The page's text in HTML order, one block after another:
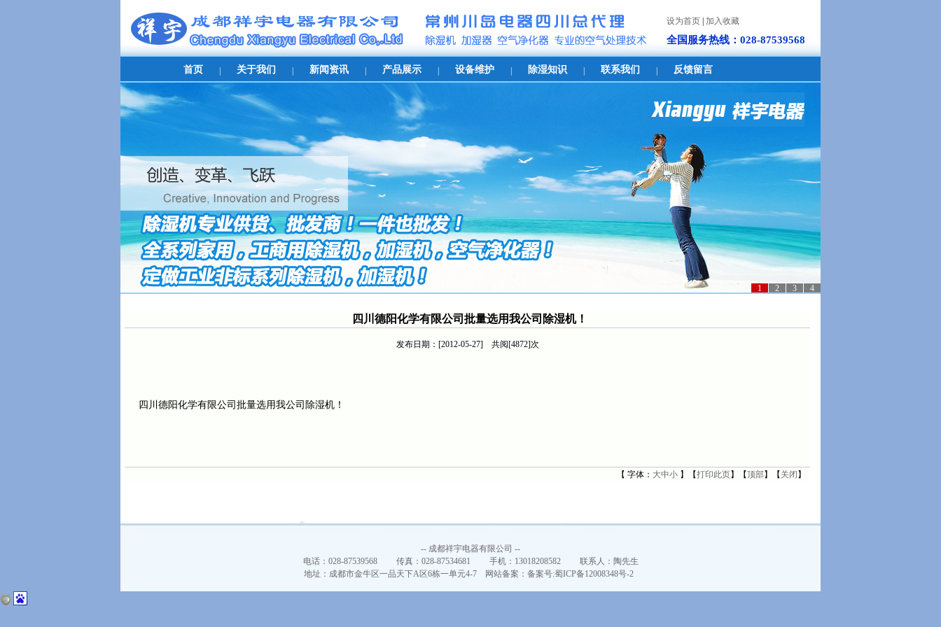
设为首页 加入收藏
全国服务热线：028-87539568
首页 关于我们 新闻资讯 产品展示 设备维护 除湿知识 联系我们 反馈留言
4
3
2
1
四川德阳化学有限公司批量选用我公司除湿机！
发布日期：[2012-05-27] 共阅[4872]次
四川德阳化学有限公司批量选用我公司除湿机！
【 字体： 大中小 】【打印此页】【顶部】【 关闭 】
-- 成都祥宇电器有限公司 --
电话：028-87539568 传真：028-87534681 手机：13018208582 联系人：陶先生
地址：成都市金牛区一品天下A区6栋一单元4-7 网站备案： 备案号:蜀ICP备12008348号-2